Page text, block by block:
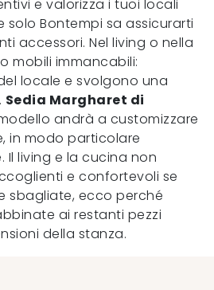
e valorizza i tuoi locali
solo Bontempi sa assicurarti
accessori. Nel living o nella
mobili immancabili:
locale e svolgono una
Sedia Margharet di
andrà a customizzare
in modo particolare
Il living e la cucina non
e confortevoli se
sbagliate, ecco perché
ai restanti pezzi
della stanza.